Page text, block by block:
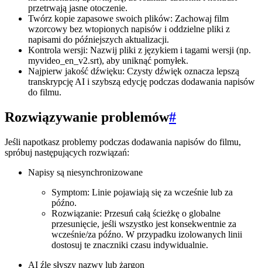
przetrwają jasne otoczenie.
Twórz kopie zapasowe swoich plików: Zachowaj film
wzorcowy bez wtopionych napisów i oddzielne pliki z
napisami do późniejszych aktualizacji.
Kontrola wersji: Nazwij pliki z językiem i tagami wersji (np.
myvideo_en_v2.srt), aby uniknąć pomyłek.
Najpierw jakość dźwięku: Czysty dźwięk oznacza lepszą
transkrypcję AI i szybszą edycję podczas dodawania napisów
do filmu.
Rozwiązywanie problemów#
Jeśli napotkasz problemy podczas dodawania napisów do filmu,
spróbuj następujących rozwiązań:
Napisy są niesynchronizowane
Symptom: Linie pojawiają się za wcześnie lub za
późno.
Rozwiązanie: Przesuń całą ścieżkę o globalne
przesunięcie, jeśli wszystko jest konsekwentnie za
wcześnie/za późno. W przypadku izolowanych linii
dostosuj te znaczniki czasu indywidualnie.
AI źle słyszy nazwy lub żargon